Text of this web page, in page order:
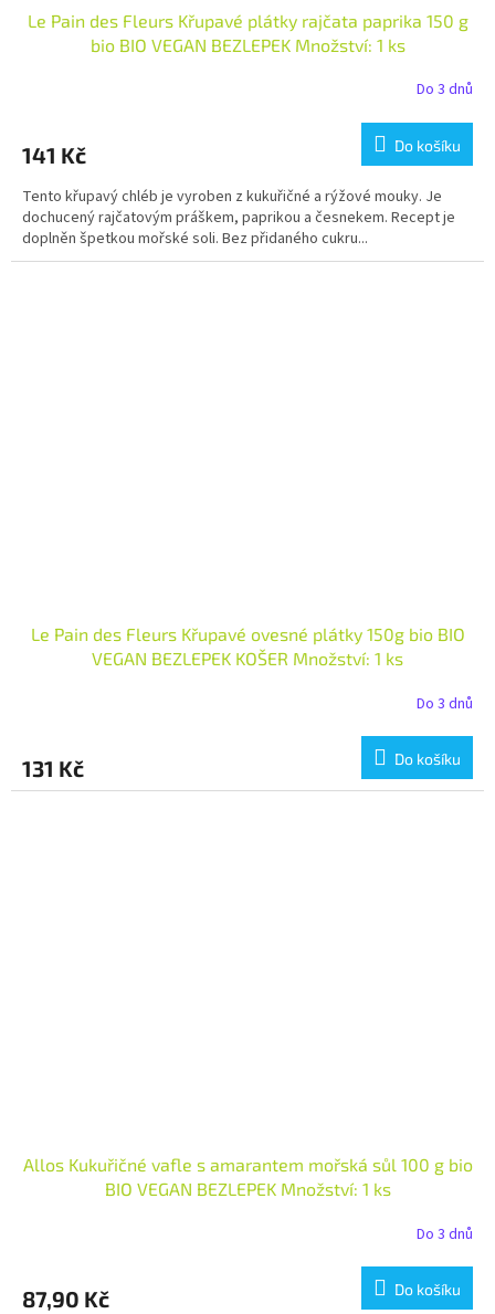
Le Pain des Fleurs Křupavé plátky rajčata paprika 150 g
bio BIO VEGAN BEZLEPEK Množství: 1 ks
Do 3 dnů
141 Kč Do košíku
Tento křupavý chléb je vyroben z kukuřičné a rýžové mouky. Je
dochucený rajčatovým práškem, paprikou a česnekem. Recept je
doplněn špetkou mořské soli. Bez přidaného cukru...
Le Pain des Fleurs Křupavé ovesné plátky 150g bio BIO
VEGAN BEZLEPEK KOŠER Množství: 1 ks
Do 3 dnů
131 Kč Do košíku
Allos Kukuřičné vafle s amarantem mořská sůl 100 g bio
BIO VEGAN BEZLEPEK Množství: 1 ks
Do 3 dnů
87,90 Kč Do košíku